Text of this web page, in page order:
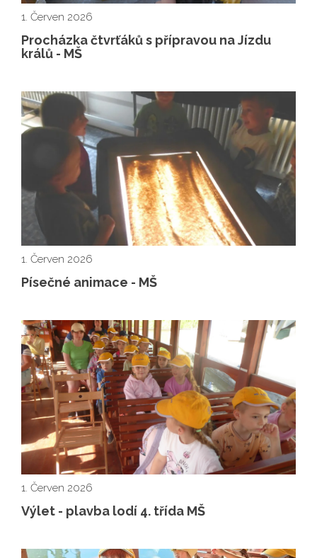
1. Červen 2026
Procházka čtvrťáků s přípravou na Jízdu
králů - MŠ
1. Červen 2026
Písečné animace - MŠ
1. Červen 2026
Výlet - plavba lodí 4. třída MŠ